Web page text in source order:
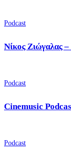
Podcast
Νίκος Ζιώγαλας
Podcast
Cinemusic
Podcast